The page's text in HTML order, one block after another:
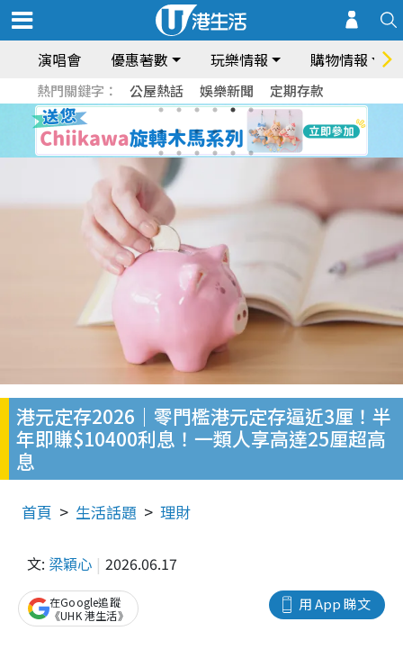
演唱會 優惠著數 玩樂情報 購物情報
熱門關鍵字： 公屋熱話 娛樂新聞 定期存款
港元定存2026｜零門檻港元定存逼近3厘！半
年即賺$10400利息！一類人享高達25厘超高
息
首頁 生活話題 理財
文: 梁穎心 2026.06.17
用 App 睇文
在Google追蹤
《UHK 港生活》